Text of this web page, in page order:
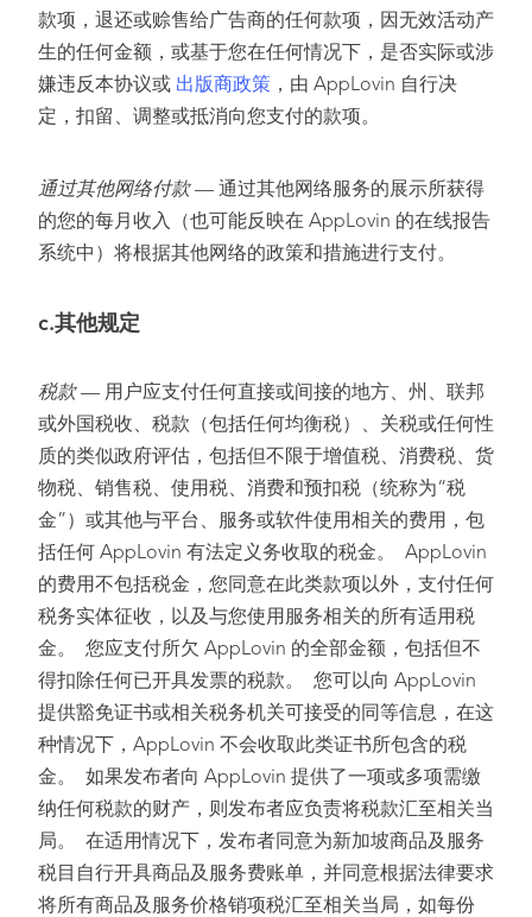
款项，退还或赊售给广告商的任何款项，因无效活动产
生的任何金额，或基于您在任何情况下，是否实际或涉
嫌违反本协议或 出版商政策 ，由 AppLovin 自行决
定，扣留、调整或抵消向您支付的款项。
通过其他网络付款— 通过其他网络服务的展示所获得
的您的每月收入（也可能反映在 AppLovin 的在线报告
系统中）将根据其他网络的政策和措施进行支付。
c.其他规定
税款— 用户应支付任何直接或间接的地方、州、联邦
或外国税收、税款（包括任何均衡税）、关税或任何性
质的类似政府评估，包括但不限于增值税、消费税、货
物税、销售税、使用税、消费和预扣税（统称为“税
金”）或其他与平台、服务或软件使用相关的费用，包
括任何 AppLovin 有法定义务收取的税金。 AppLovin
的费用不包括税金，您同意在此类款项以外，支付任何
税务实体征收，以及与您使用服务相关的所有适用税
金。 您应支付所欠 AppLovin 的全部金额，包括但不
得扣除任何已开具发票的税款。 您可以向 AppLovin
提供豁免证书或相关税务机关可接受的同等信息，在这
种情况下，AppLovin 不会收取此类证书所包含的税
金。 如果发布者向 AppLovin 提供了一项或多项需缴
纳任何税款的财产，则发布者应负责将税款汇至相关当
局。 在适用情况下，发布者同意为新加坡商品及服务
税目自行开具商品及服务费账单，并同意根据法律要求
将所有商品及服务价格销项税汇至相关当局，如每份